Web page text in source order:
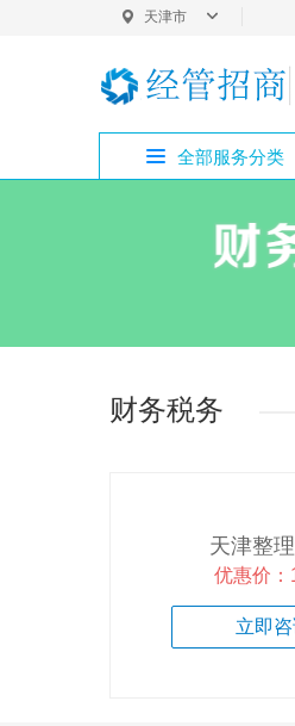
天津市
全部服务分类
公司变更专区
财务税务
天津整
优惠价：
立即